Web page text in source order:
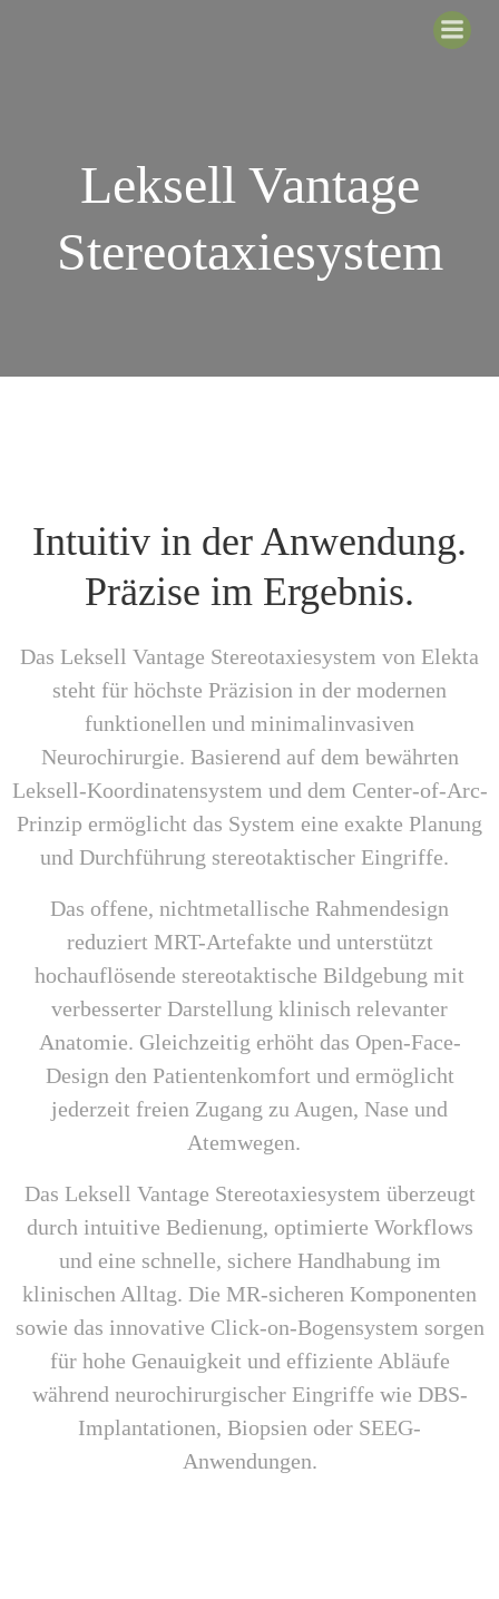
Leksell Vantage
Stereotaxiesystem
Intuitiv in der Anwendung.
Präzise im Ergebnis.
Das Leksell Vantage Stereotaxiesystem von Elekta
steht für höchste Präzision in der modernen
funktionellen und minimalinvasiven
Neurochirurgie. Basierend auf dem bewährten
Leksell-Koordinatensystem und dem Center-of-Arc-
Prinzip ermöglicht das System eine exakte Planung
und Durchführung stereotaktischer Eingriffe.
Das offene, nichtmetallische Rahmendesign
reduziert MRT-Artefakte und unterstützt
hochauflösende stereotaktische Bildgebung mit
verbesserter Darstellung klinisch relevanter
Anatomie. Gleichzeitig erhöht das Open-Face-
Design den Patientenkomfort und ermöglicht
jederzeit freien Zugang zu Augen, Nase und
Atemwegen.
Das Leksell Vantage Stereotaxiesystem überzeugt
durch intuitive Bedienung, optimierte Workflows
und eine schnelle, sichere Handhabung im
klinischen Alltag. Die MR-sicheren Komponenten
sowie das innovative Click-on-Bogensystem sorgen
für hohe Genauigkeit und effiziente Abläufe
während neurochirurgischer Eingriffe wie DBS-
Implantationen, Biopsien oder SEEG-
Anwendungen.